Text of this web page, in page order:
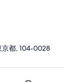
京都, 104-0028